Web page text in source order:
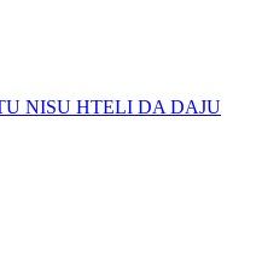
NISU HTELI DA DAJU